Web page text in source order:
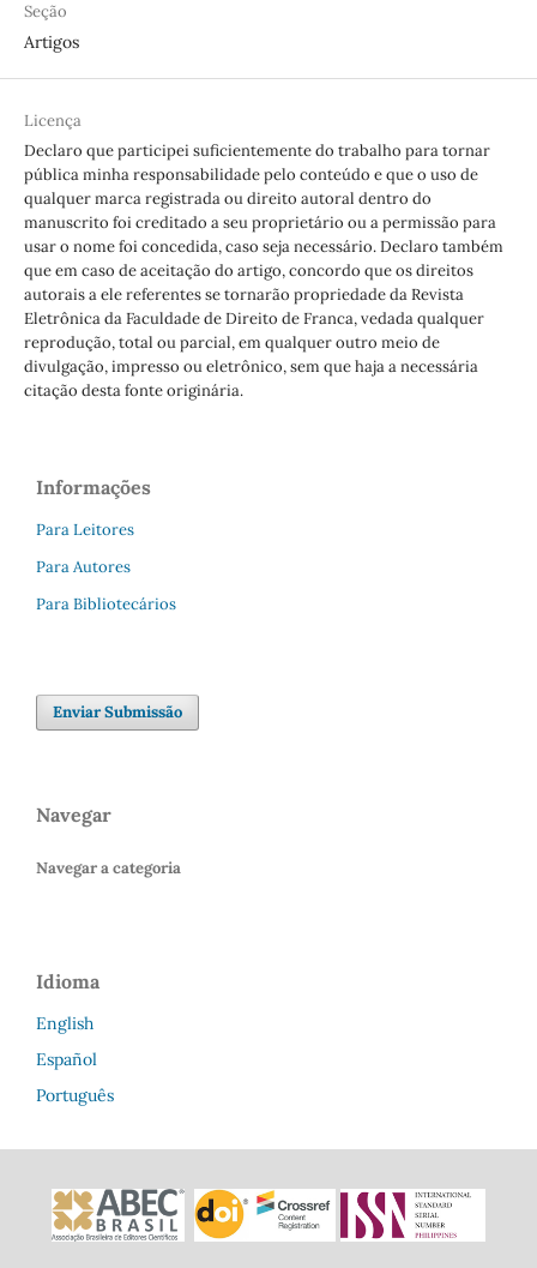
Seção
Artigos
Licença
Declaro que participei suficientemente do trabalho para tornar
pública minha responsabilidade pelo conteúdo e que o uso de
qualquer marca registrada ou direito autoral dentro do
manuscrito foi creditado a seu proprietário ou a permissão para
usar o nome foi concedida, caso seja necessário. Declaro também
que em caso de aceitação do artigo, concordo que os direitos
autorais a ele referentes se tornarão propriedade da Revista
Eletrônica da Faculdade de Direito de Franca, vedada qualquer
reprodução, total ou parcial, em qualquer outro meio de
divulgação, impresso ou eletrônico, sem que haja a necessária
citação desta fonte originária.
Informações
Para Leitores
Para Autores
Para Bibliotecários
Enviar Submissão
Navegar
Navegar a categoria
Idioma
English
Español
Português